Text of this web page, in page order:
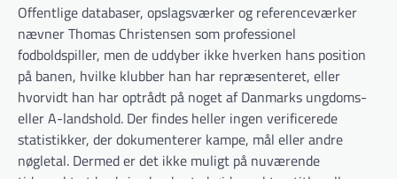
Offentlige databaser, opslagsværker og referenceværker
nævner Thomas Christensen som professionel
fodboldspiller, men de uddyber ikke hverken hans position
på banen, hvilke klubber han har repræsenteret, eller
hvorvidt han har optrådt på noget af Danmarks ungdoms-
eller A-landshold. Der findes heller ingen verificerede
statistikker, der dokumenterer kampe, mål eller andre
nøgletal. Dermed er det ikke muligt på nuværende